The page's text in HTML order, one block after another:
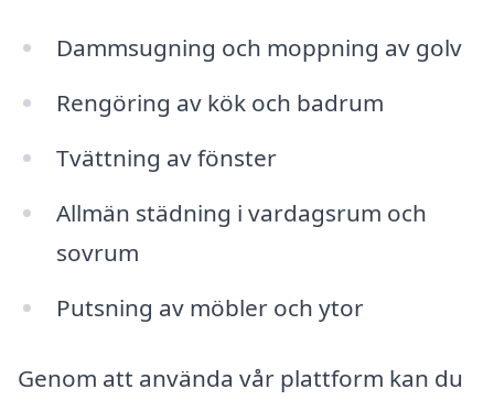
Dammsugning och moppning av golv
Rengöring av kök och badrum
Tvättning av fönster
Allmän städning i vardagsrum och
sovrum
Putsning av möbler och ytor
Genom att använda vår plattform kan du